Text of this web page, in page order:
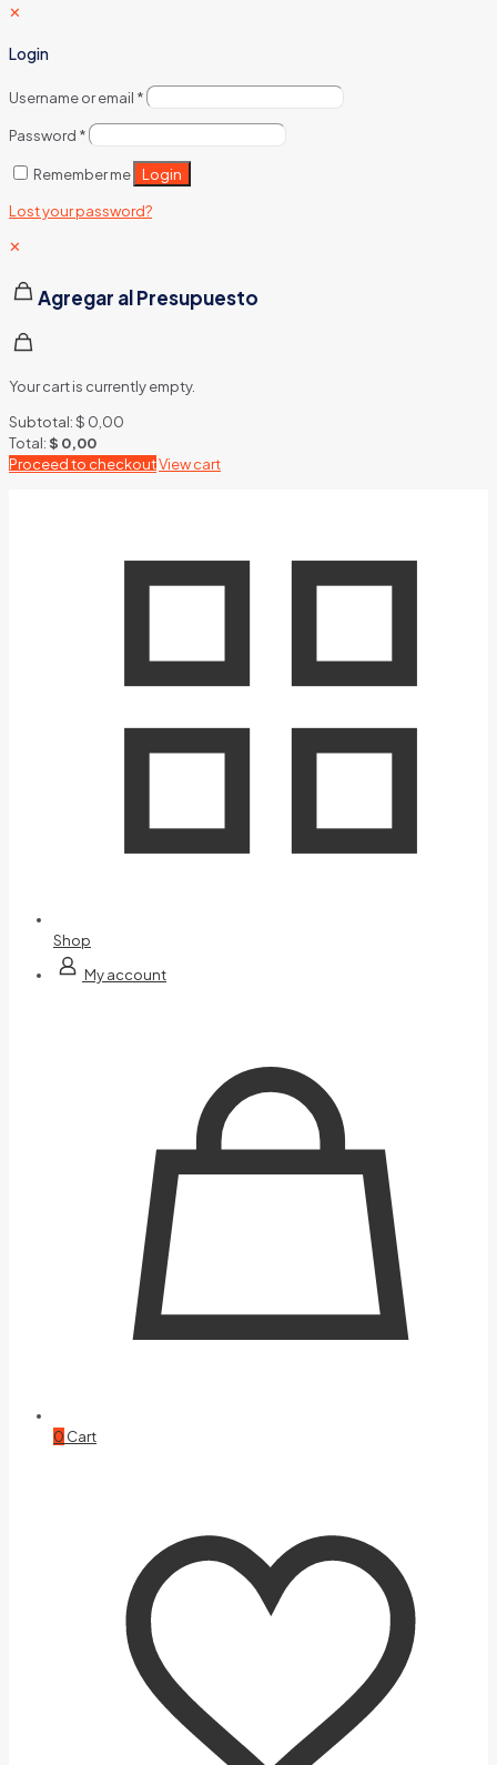
✕
Login
Username or email *
Password *
Remember me Login
Lost your password?
✕
Agregar al Presupuesto
Your cart is currently empty.
Subtotal:$ 0,00
Total:$ 0,00
Proceed to checkoutView cart
Shop
My account
0 Cart